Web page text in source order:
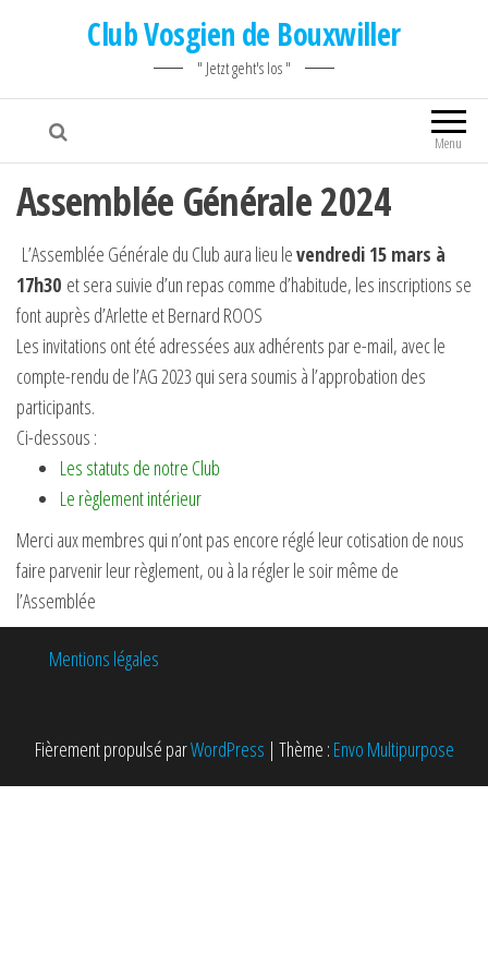
Club Vosgien de Bouxwiller
" Jetzt geht's los "
Menu
Assemblée Générale 2024
L’Assemblée Générale du Club aura lieu levendredi 15 mars à
17h30 et sera suivie d’un repas comme d’habitude, les inscriptions se
font auprès d’Arlette et Bernard ROOS
Les invitations ont été adressées aux adhérents par e-mail, avec le
compte-rendu de l’AG 2023 qui sera soumis à l’approbation des
participants.
Ci-dessous :
Les statuts de notre Club
Le règlement intérieur
Merci aux membres qui n’ont pas encore réglé leur cotisation de nous
faire parvenir leur règlement, ou à la régler le soir même de
l’Assemblée
Mentions légales
Fièrement propulsé parWordPress | Thème : Envo Multipurpose